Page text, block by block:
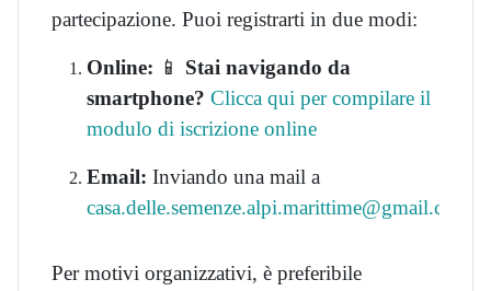
partecipazione. Puoi registrarti in due modi:
Online: 📱 Stai navigando da
smartphone? Clicca qui per compilare il
modulo di iscrizione online
Email: Inviando una mail a
casa.delle.semenze.alpi.marittime@gmail.com
Per motivi organizzativi, è preferibile